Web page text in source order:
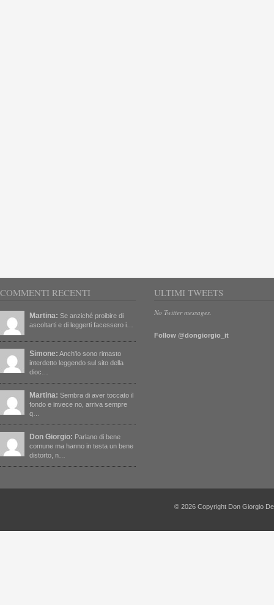
COMMENTI RECENTI
Martina: Se anziché proibire di
ascoltarti e di leggerti facessero i…
Simone: Anch'io sono rimasto
interdetto leggendo sul sito della
dioc…
Martina: Sembra di aver toccato il
fondo e invece no, arriva sempre
q…
Don Giorgio: Parlano di bene
comune ma hanno in testa un bene
distorto, n…
ULTIMI TWEETS
No Twitter messages.
Follow @dongiorgio_it
© 2026 Copyright Don Giorgio